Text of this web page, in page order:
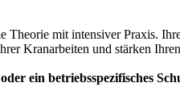
Theorie mit intensiver Praxis.
Kranarbeiten und stärken
ein betriebsspezifisches